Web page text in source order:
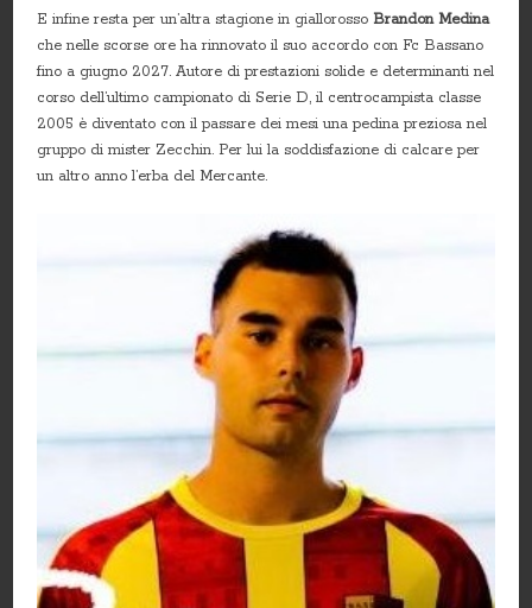
E infine resta per un’altra stagione in giallorossoBrandon Medina
che nelle scorse ore ha rinnovato il suo accordo con Fc Bassano
fino a giugno 2027. Autore di prestazioni solide e determinanti nel
corso dell’ultimo campionato di Serie D, il centrocampista classe
2005 è diventato con il passare dei mesi una pedina preziosa nel
gruppo di mister Zecchin. Per lui la soddisfazione di calcare per
un altro anno l’erba del Mercante.